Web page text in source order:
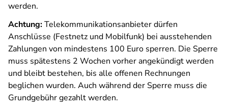
werden.
Achtung:Telekommunikationsanbieter dürfen
Anschlüsse (Festnetz und Mobilfunk) bei ausstehenden
Zahlungen von mindestens 100 Euro sperren. Die Sperre
muss spätestens 2 Wochen vorher angekündigt werden
und bleibt bestehen, bis alle offenen Rechnungen
beglichen wurden. Auch während der Sperre muss die
Grundgebühr gezahlt werden.